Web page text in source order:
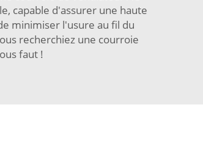
capable d'assurer une haute
minimiser l'usure au fil du
recherchiez une courroie
faut !